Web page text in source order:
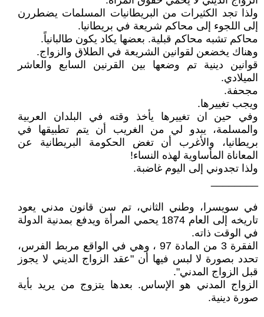
ولذا تجد الكثيرات من البريطانيات المسلمات يضطررن
إلى اللجوء إلى محاكم شريعة في بريطانيا.
محاكم تشبه محاكم قبلية. بعضها يكاد يكون طالبانياً.
وهناك يخضعن لقوانين الشريعة في الطلاق والزواج.
قوانين دينية تم وضعها بين القرنين السابع والعاشر
الميلادي.
مجحفة.
ويجب تغييرها.
وفي حين ان تغييرها يأخذ وقته في البلدان العربية
والمسلمة، يبدو لي من الغريب أن يتم تطبيقها في
بريطانيا، والأغرب أن تغض الحكومة البريطانية عن
المعاناة المأساوية لهذه النساء!
ولذا تجدوني إلى اليوم غاضبة.
في سويسرا، وطني الثاني، تم سن قانون مدني يعود
تاريخه إلى العام 1874 يحمي المرأة ويدفع بمدنية الدولة
في الوقت ذاته.
الفقرة 3 من المادة 97 ، وهي في الواقع مربط الفرس،
تحدد بصورة لا لبس فيها أن "عقد الزواج الديني لا يجوز
قبل الزواج المدني".
الزواج المدني هو الإساس. بعدها يتزوج من يريد بأية
صورة دينية.